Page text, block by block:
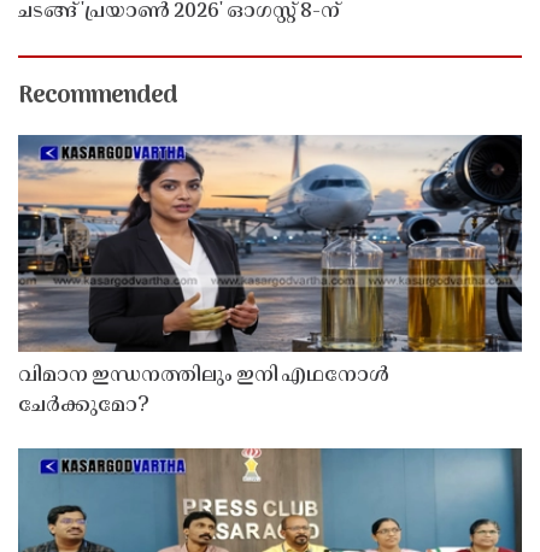
ചടങ്ങ് 'പ്രയാൺ 2026' ഓഗസ്റ്റ് 8-ന്
Recommended
വിമാന ഇന്ധനത്തിലും ഇനി എഥനോൾ
ചേർക്കുമോ?